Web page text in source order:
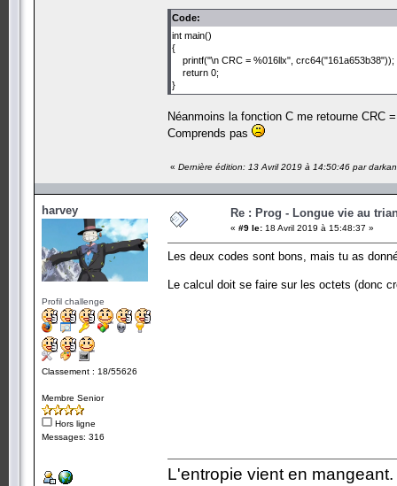
Code:
int main()
{
printf("\n CRC = %016llx", crc64("161a653b38"));
return 0;
}
Néanmoins la fonction C me retourne CRC
Comprends pas
« Dernière édition: 13 Avril 2019 à 14:50:46 par
harvey
Profil challenge
Classement : 18/55626
Membre Senior
Hors ligne
Messages: 316
Re : Prog - Longue vie au
« #9 le: 18 Avril 2019 à 15:48:37 »
Les deux codes sont bons, mais tu as
Le calcul doit se faire sur les octets (donc
L'entropie vient en mangeant.